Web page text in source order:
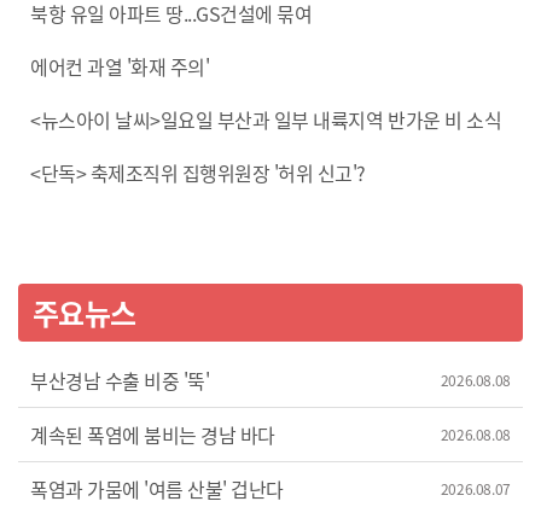
북항 유일 아파트 땅...GS건설에 묶여
에어컨 과열 '화재 주의'
<뉴스아이 날씨>일요일 부산과 일부 내륙지역 반가운 비 소식
<단독> 축제조직위 집행위원장 '허위 신고'?
주요뉴스
부산경남 수출 비중 '뚝' 2026.08.08
계속된 폭염에 붐비는 경남 바다 2026.08.08
폭염과 가뭄에 '여름 산불' 겁난다 2026.08.07